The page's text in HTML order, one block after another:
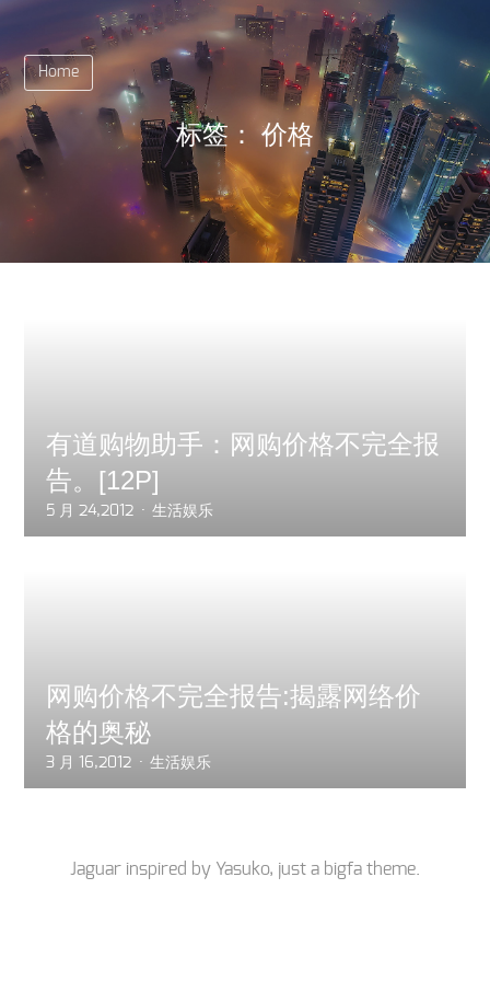
Home
标签：价格
有道购物助手：网购价格不完全报
告。[12P]
5 月 24,2012 生活娱乐
网购价格不完全报告:揭露网络价
格的奥秘
3 月 16,2012 生活娱乐
Jaguar inspired by Yasuko, just a bigfa theme.